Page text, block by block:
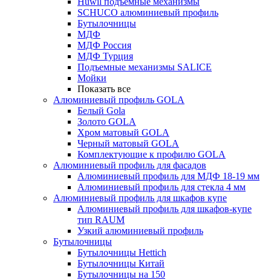
SCHUCO алюминиевый профиль
Бутылочницы
МДФ
МДФ Россия
МДФ Турция
Подъемные механизмы SALICE
Мойки
Показать все
Алюминиевый профиль GOLA
Белый Gola
Золото GOLA
Хром матовый GOLA
Черный матовый GOLA
Комплектующие к профилю GOLA
Алюминиевый профиль для фасадов
Алюминиевый профиль для МДФ 18-19 мм
Алюминиевый профиль для стекла 4 мм
Алюминиевый профиль для шкафов купе
Алюминиевый профиль для шкафов-купе
тип RAUM
Узкий алюминиевый профиль
Бутылочницы
Бутылочницы Hettich
Бутылочницы Китай
Бутылочницы на 150